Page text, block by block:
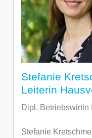
Stefanie
Leiterin
Dipl. Betriebswirtin
Stefanie